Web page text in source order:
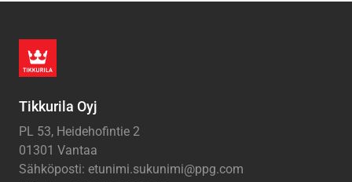
Tikkurila Oyj
PL 53, Heidehofintie 2
01301 Vantaa
Sähköposti: etunimi.sukunimi@ppg.com